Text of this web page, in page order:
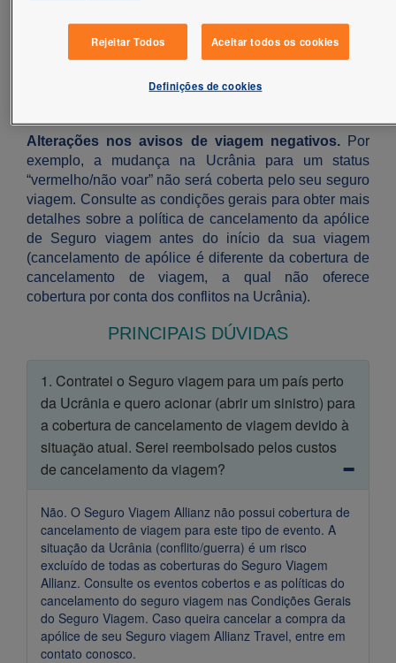
vivenciada na Ucrânia.
à Cia. aérea, operador turístico ou fornecedor de
Alterações nos avisos de viagem negativos.Por
exemplo, a mudança na Ucrânia para um status
“vermelho/não voar” não será coberta pelo seu seguro
viagem. Consulte as condições gerais para obter mais
detalhes sobre a política de cancelamento da apólice
de Seguro viagem antes do início da sua viagem
(cancelamento de apólice é diferente da cobertura de
cancelamento de viagem, a qual não oferece
cobertura por conta dos conflitos na Ucrânia).
PRINCIPAIS DÚVIDAS
1. Contratei o Seguro viagem para um país perto
da Ucrânia e quero acionar (abrir um sinistro) para
a cobertura de cancelamento de viagem devido à
situação atual. Serei reembolsado pelos custos
de cancelamento da viagem?
Não. O Seguro Viagem Allianz não possui cobertura de
cancelamento de viagem para este tipo de evento. A
situação da Ucrânia (conflito/guerra) é um risco
excluído de todas as coberturas do Seguro Viagem
Allianz. Consulte os eventos cobertos e as políticas do
cancelamento do seguro viagem nas Condições Gerais
do Seguro Viagem. Caso queira cancelar a compra da
apólice de seu Seguro viagem Allianz Travel, entre em
contato conosco.
Rejeitar Todos Aceitar todos os cookies
Definições de cookies